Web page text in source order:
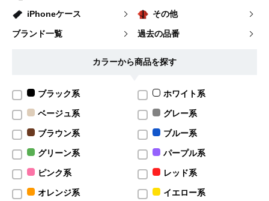
iPhoneケース その他
ブランド一覧 過去の品番
カラーから商品を探す
ブラック系 ホワイト系
ベージュ系 グレー系
ブラウン系 ブルー系
グリーン系 パープル系
ピンク系 レッド系
オレンジ系 イエロー系